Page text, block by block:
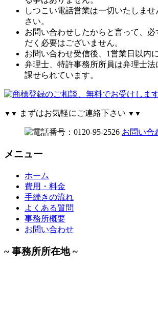
しつこい電話営業は一切いたしま
さい。
お問い合わせしたからと言って、必
だく必要はございません。
お問い合わせ受信後、1営業日以内
弁理士、特許事務所所員は弁理士
課せられています。
▼▼ まずはお気軽にご連絡下さい ▼▼
お問い合
メニュー
ホーム
費用・料金
手続きの流れ
よくある質問
事務所概要
お問い合わせ
~ 事務所所在地 ~